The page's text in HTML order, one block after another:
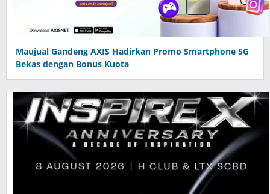
Maujual Gandeng AXIS Hadirkan Promo Smartphone 5G
Bekas dengan Bonus Kuota